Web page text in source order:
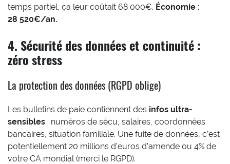
temps partiel, ça leur coûtait 68 000€. Économie :
28 520€/an.
4. Sécurité des données et continuité :
zéro stress
La protection des données (RGPD oblige)
Les bulletins de paie contiennent des infos ultra-
sensibles : numéros de sécu, salaires, coordonnées
bancaires, situation familiale. Une fuite de données, c’est
potentiellement 20 millions d’euros d’amende ou 4% de
votre CA mondial (merci le RGPD).